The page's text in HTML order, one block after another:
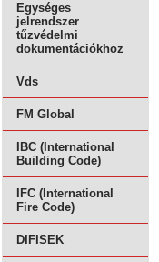
Egységes
jelrendszer
tűzvédelmi
dokumentációkhoz
Vds
FM Global
IBC (International
Building Code)
IFC (International
Fire Code)
DIFISEK